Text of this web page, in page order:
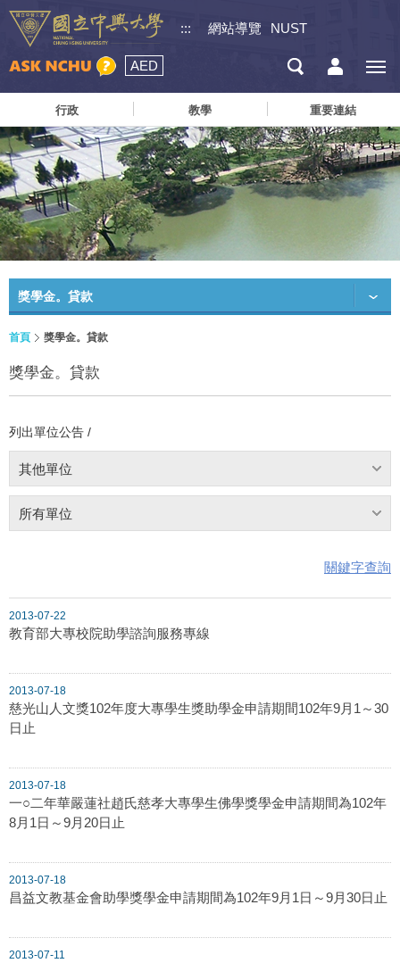
::: 網站導覽 NUST
AED
行政 教學 重要連結
獎學金。貸款
首頁 獎學金。貸款
獎學金。貸款
列出單位公告 /
其他單位
所有單位
關鍵字查詢
2013-07-22
教育部大專校院助學諮詢服務專線
2013-07-18
慈光山人文獎102年度大專學生獎助學金申請期間102年9月1～30
日止
2013-07-18
一○二年華嚴蓮社趙氏慈孝大專學生佛學獎學金申請期間為102年
8月1日～9月20日止
2013-07-18
昌益文教基金會助學獎學金申請期間為102年9月1日～9月30日止
2013-07-11